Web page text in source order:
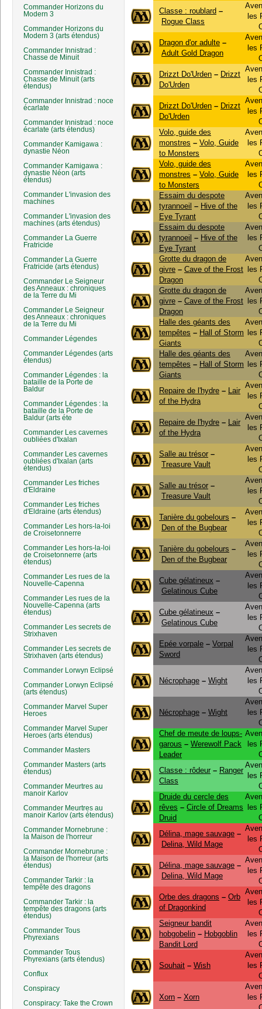
Commander Horizons du
Modern 3
Commander Horizons du
Modern 3 (arts étendus)
Commander Innistrad :
Chasse de Minuit
Commander Innistrad :
Chasse de Minuit (arts
étendus)
Commander Innistrad : noce
écarlate
Commander Innistrad : noce
écarlate (arts étendus)
Commander Kamigawa :
dynastie Néon
Commander Kamigawa :
dynastie Néon (arts
étendus)
Commander L'invasion des
machines
Commander L'invasion des
machines (arts étendus)
Commander La Guerre
Fratricide
Commander La Guerre
Fratricide (arts étendus)
Commander Le Seigneur
des Anneaux : chroniques
de la Terre du Mi
Commander Le Seigneur
des Anneaux : chroniques
de la Terre du Mi
Commander Légendes
Commander Légendes (arts
étendus)
Commander Légendes : la
bataille de la Porte de
Baldur
Commander Légendes : la
bataille de la Porte de
Baldur (arts éte
Commander Les cavernes
oubliées d'Ixalan
Commander Les cavernes
oubliées d'Ixalan (arts
étendus)
Commander Les friches
d'Eldraine
Commander Les friches
d'Eldraine (arts étendus)
Commander Les hors-la-loi
de Croisetonnerre
Commander Les hors-la-loi
de Croisetonnerre (arts
étendus)
Commander Les rues de la
Nouvelle-Capenna
Commander Les rues de la
Nouvelle-Capenna (arts
étendus)
Commander Les secrets de
Strixhaven
Commander Les secrets de
Strixhaven (arts étendus)
Commander Lorwyn Eclipsé
Commander Lorwyn Eclipsé
(arts étendus)
Commander Marvel Super
Heroes
Commander Marvel Super
Heroes (arts étendus)
Commander Masters
Commander Masters (arts
étendus)
Commander Meurtres au
manoir Karlov
Commander Meurtres au
manoir Karlov (arts étendus)
Commander Mornebrune :
la Maison de l'horreur
Commander Mornebrune :
la Maison de l'horreur (arts
étendus)
Commander Tarkir : la
tempête des dragons
Commander Tarkir : la
tempête des dragons (arts
étendus)
Commander Tous
Phyrexians
Commander Tous
Phyrexians (arts étendus)
Conflux
Conspiracy
Conspiracy: Take the Crown
Classe : roublard –
Rogue Class
les
Dragon d'or adulte –
Adult Gold Dragon
les
Drizzt Do'Urden – Drizzt
Do'Urden
les
Drizzt Do'Urden – Drizzt
Do'Urden
les
Volo, guide des
monstres – Volo, Guide
to Monsters
les
Volo, guide des
monstres – Volo, Guide
to Monsters
les
Essaim du despote
tyrannoeil – Hive of the
Eye Tyrant
les
Essaim du despote
tyrannoeil – Hive of the
Eye Tyrant
les
Grotte du dragon de
givre – Cave of the Frost
Dragon
les
Grotte du dragon de
givre – Cave of the Frost
Dragon
les
Halle des géants des
tempêtes – Hall of Storm
Giants
les
Halle des géants des
tempêtes – Hall of Storm
Giants
les
Repaire de l'hydre – Lair
of the Hydra
les
Repaire de l'hydre – Lair
of the Hydra
les
Salle au trésor –
Treasure Vault
les
Salle au trésor –
Treasure Vault
les
Tanière du gobelours –
Den of the Bugbear
les
Tanière du gobelours –
Den of the Bugbear
les
Cube gélatineux –
Gelatinous Cube
les
Cube gélatineux –
Gelatinous Cube
les
Epée vorpale – Vorpal
Sword
les
Nécrophage – Wight
les
Nécrophage – Wight
les
Chef de meute de loups-
garous – Werewolf Pack
Leader
les
Classe : rôdeur – Ranger
Class
les
Druide du cercle des
rêves – Circle of Dreams
Druid
les
Délina, mage sauvage –
Delina, Wild Mage
les
Délina, mage sauvage –
Delina, Wild Mage
les
Orbe des dragons – Orb
of Dragonkind
les
Seigneur bandit
hobgobelin – Hobgoblin
Bandit Lord
les
Souhait – Wish
les
Xorn – Xorn
les